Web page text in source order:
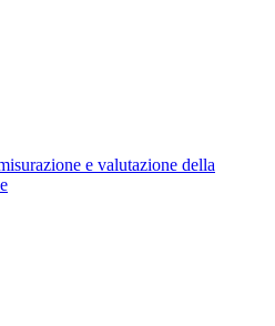
e valutazione della